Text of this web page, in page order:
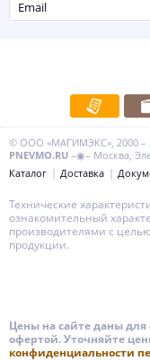
© ООО «МАГИМЭКС», 2000 –
PNEVMO.RU –◉– Москва,
Каталог
Доставка
Технические
ознакомительный
производителями с
продукции.
Цены на сайте даны
офертой. Уточняйте
конфиденциальности